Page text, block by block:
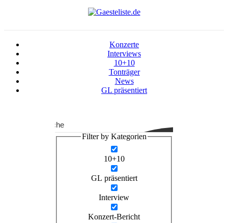
Konzerte
Interviews
10+10
Tonträger
News
GL präsentiert
Suche
Filter by Kategorien
10+10
GL präsentiert
Interview
Konzert-Bericht